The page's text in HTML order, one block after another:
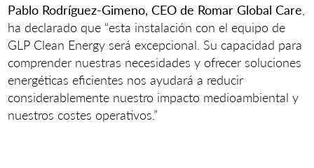
Pablo Rodríguez-Gimeno, CEO de Romar Global Care,
ha declarado que “esta instalación con el equipo de
GLP Clean Energy será excepcional. Su capacidad para
comprender nuestras necesidades y ofrecer soluciones
energéticas eficientes nos ayudará a reducir
considerablemente nuestro impacto medioambiental y
nuestros costes operativos.”